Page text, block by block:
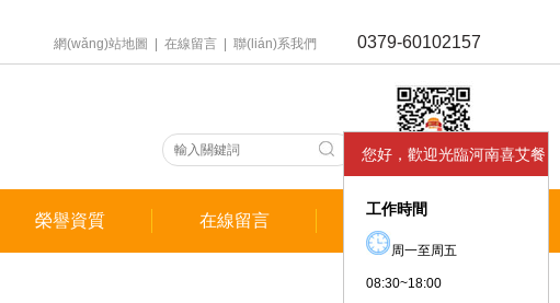
網(wǎng)站地圖 在線留言 聯(lián)系我們 0379-60102157
榮譽資質 在線留言 聯(lián)系我們
您好，歡迎光臨河南喜艾餐
飲管理有限公司官方網(wǎng)
站！喜艾餐飲提醒您:投資有風
險，需謹慎。
工作時間
周一至周五
08:30~18:00